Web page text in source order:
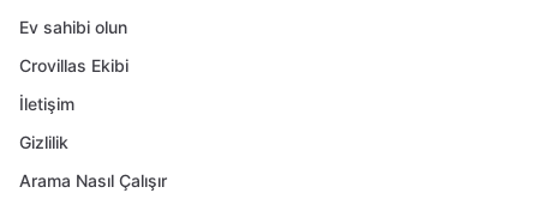
Ev sahibi olun
Crovillas Ekibi
İletişim
Gizlilik
Arama Nasıl Çalışır